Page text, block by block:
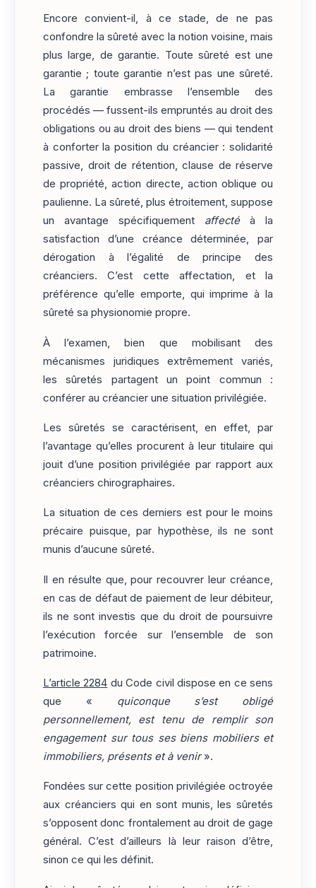
Encore convient-il, à ce stade, de ne pas
confondre la sûreté avec la notion voisine, mais
plus large, de garantie. Toute sûreté est une
garantie ; toute garantie n’est pas une sûreté.
La garantie embrasse l’ensemble des
procédés — fussent-ils empruntés au droit des
obligations ou au droit des biens — qui tendent
à conforter la position du créancier : solidarité
passive, droit de rétention, clause de réserve
de propriété, action directe, action oblique ou
paulienne. La sûreté, plus étroitement, suppose
un avantage spécifiquement affectéà la
satisfaction d’une créance déterminée, par
dérogation à l’égalité de principe des
créanciers. C’est cette affectation, et la
préférence qu’elle emporte, qui imprime à la
sûreté sa physionomie propre.
À l’examen, bien que mobilisant des
mécanismes juridiques extrêmement variés,
les sûretés partagent un point commun :
conférer au créancier une situation privilégiée.
Les sûretés se caractérisent, en effet, par
l’avantage qu’elles procurent à leur titulaire qui
jouit d’une position privilégiée par rapport aux
créanciers chirographaires.
La situation de ces derniers est pour le moins
précaire puisque, par hypothèse, ils ne sont
munis d’aucune sûreté.
Il en résulte que, pour recouvrer leur créance,
en cas de défaut de paiement de leur débiteur,
ils ne sont investis que du droit de poursuivre
l’exécution forcée sur l’ensemble de son
patrimoine.
L’article 2284 du Code civil dispose en ce sens
que « quiconque s’est obligé
personnellement, est tenu de remplir son
engagement sur tous ses biens mobiliers et
immobiliers, présents et à venir».
Fondées sur cette position privilégiée octroyée
aux créanciers qui en sont munis, les sûretés
s’opposent donc frontalement au droit de gage
général. C’est d’ailleurs là leur raison d’être,
sinon ce qui les définit.